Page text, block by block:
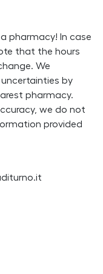
pharmacy! In case
that the hours
We
by
pharmacy.
we do not
provided